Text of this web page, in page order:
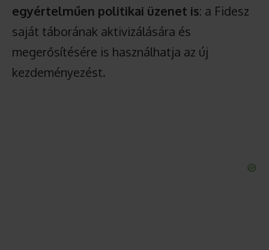
egyértelműen politikai üzenet is: a Fidesz
saját táborának aktivizálására és
megerősítésére is használhatja az új
kezdeményezést.